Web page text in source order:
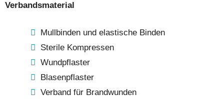
Verbandsmaterial
Mullbinden und elastische Binden
Sterile Kompressen
Wundpflaster
Blasenpflaster
Verband für Brandwunden